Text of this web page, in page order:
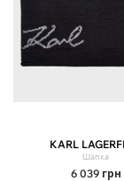
KARL
Шапка
6 039 грн